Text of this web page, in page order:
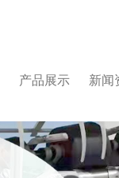
产品展示 新闻